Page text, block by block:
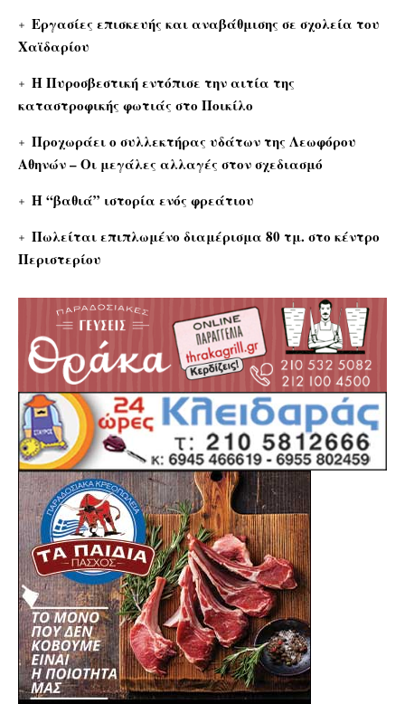
Εργασίες επισκευής και αναβάθμισης σε σχολεία του
Χαϊδαρίου
Η Πυροσβεστική εντόπισε την αιτία της
καταστροφικής φωτιάς στο Ποικίλο
Προχωράει ο συλλεκτήρας υδάτων της Λεωφόρου
Αθηνών – Οι μεγάλες αλλαγές στον σχεδιασμό
Η “βαθιά” ιστορία ενός φρεάτιου
Πωλείται επιπλωμένο διαμέρισμα 80 τμ. στο κέντρο
Περιστερίου